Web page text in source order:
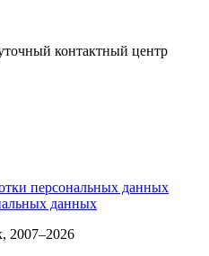
контактный центр
персональных данных
данных
2007–2026